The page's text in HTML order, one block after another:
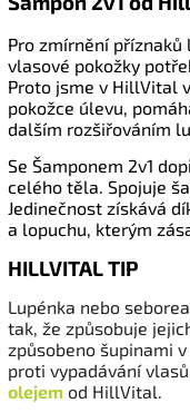
Pro zmírnění
vlasové pokožky
Proto jsme v HillVital
pokožce úlevu,
dalším rozšiřováním
Se Šamponem 2v1
celého těla. Spojuje
Jedinečnost získává
a lopuchu, kterým
HILLVITAL TIP
Lupénka nebo
tak, že způsobuje
způsobeno šupinami
proti vypadávání
olejem od HillVital.